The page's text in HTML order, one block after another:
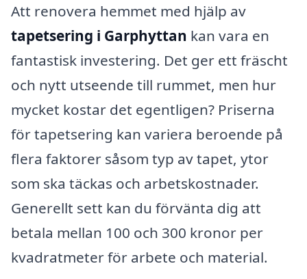
Att renovera hemmet med hjälp av
tapetsering i Garphyttan kan vara en
fantastisk investering. Det ger ett fräscht
och nytt utseende till rummet, men hur
mycket kostar det egentligen? Priserna
för tapetsering kan variera beroende på
flera faktorer såsom typ av tapet, ytor
som ska täckas och arbetskostnader.
Generellt sett kan du förvänta dig att
betala mellan 100 och 300 kronor per
kvadratmeter för arbete och material.